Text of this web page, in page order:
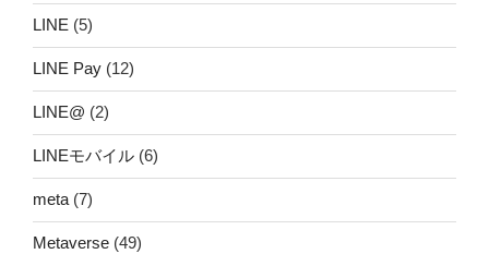
LINE (5)
LINE Pay (12)
LINE@ (2)
LINEモバイル (6)
meta (7)
Metaverse (49)